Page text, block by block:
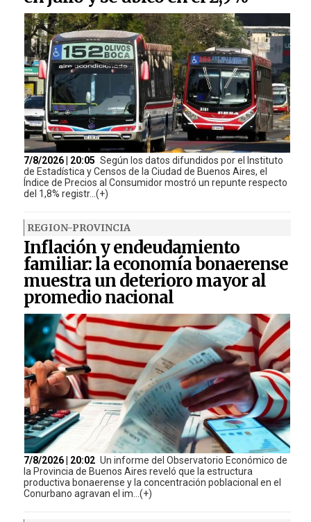
7/8/2026 | 20:05 Según los datos difundidos por el Instituto
de Estadística y Censos de la Ciudad de Buenos Aires, el
Índice de Precios al Consumidor mostró un repunte respecto
del 1,8% registr...(+)
REGION-PROVINCIA
Inflación y endeudamiento
familiar: la economía bonaerense
muestra un deterioro mayor al
promedio nacional
7/8/2026 | 20:02 Un informe del Observatorio Económico de
la Provincia de Buenos Aires reveló que la estructura
productiva bonaerense y la concentración poblacional en el
Conurbano agravan el im...(+)